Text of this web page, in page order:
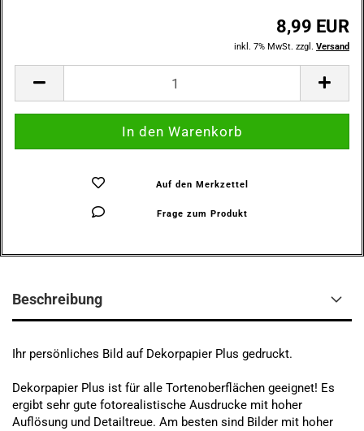
8,99 EUR
inkl. 7% MwSt. zzgl. Versand
Auf den Merkzettel
Frage zum Produkt
Beschreibung
Ihr persönliches Bild auf Dekorpapier Plus gedruckt.
Dekorpapier Plus ist für alle Tortenoberflächen geeignet! Es
ergibt sehr gute fotorealistische Ausdrucke mit hoher
Auflösung und Detailtreue. Am besten sind Bilder mit hoher